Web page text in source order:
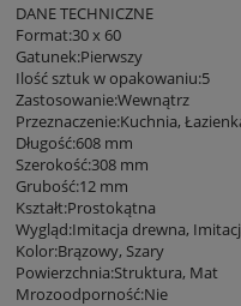
DANE TECHNICZNE
Format:30 x 60
Gatunek:Pierwszy
Ilość sztuk w opakowaniu:5
Zastosowanie:Wewnątrz
Przeznaczenie:Kuchnia,
Długość:608 mm
Szerokość:308 mm
Grubość:12 mm
Kształt:Prostokątna
Wygląd:Imitacja drewna,
Kolor:Brązowy, Szary
Powierzchnia:Struktura, Mat
Mrozoodporność:Nie